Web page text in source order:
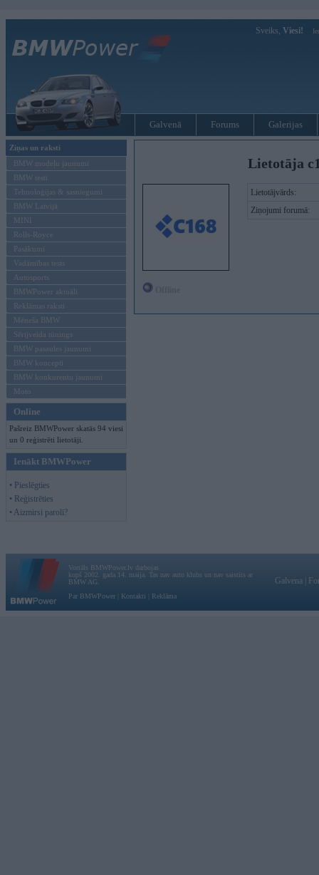
Sveiks, Viesi!
Galvenā Forums Galerijas
Ziņas un raksti
BMW modeļu jaunumi
BMW testi
Tehnoloģijas & sasniegumi
BMW Latvijā
MINI
Rolls-Royce
Pasākumi
Vadāmības tests
Autosports
BMWPower aktuāli
Reklāmas raksti
Mēneša BMW
Sērijveida tūnings
BMW pasaules jaunumi
BMW koncepti
BMW konkurentu jaunumi
Moto
Online
Pašreiz BMWPower skatās 94 viesi
un 0 reģistrēti lietotāji.
Ienākt BMWPower
• Pieslēgties
• Reģistrēties
• Aizmirsi paroli?
Lietotāja
Lietotājvārds:
Ziņojumi forumā:
Vortāls BMWPower.lv darbojas
kopš 2002. gada 14. maija. Tas nav auto klubs un nav saistīts ar
BMW AG.
Par BMWPower
Kontakti Reklāma
Galvena